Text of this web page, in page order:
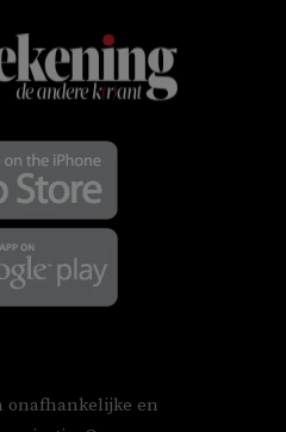
onafhankelijke en